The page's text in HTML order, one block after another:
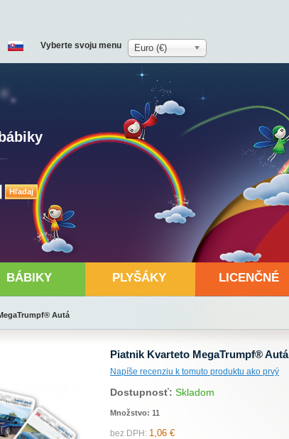
Hľadaj
Vyberte svoju menu Euro (€)
BÁBIKY PLYŠÁKY LICENČNÉ
Autá
Piatnik Kvarteto MegaTrumpf® Autá
Napíše recenziu k tomuto produktu ako prvý
Dostupnosť: Skladom
Množstvo: 11
bez DPH: 1,06 €